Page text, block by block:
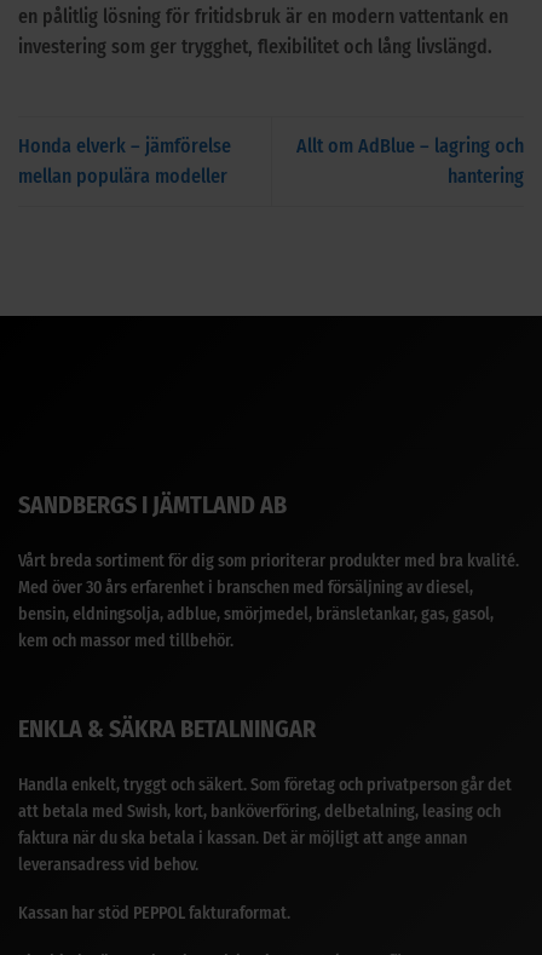
en pålitlig lösning för fritidsbruk är en modern vattentank en
investering som ger trygghet, flexibilitet och lång livslängd.
Honda elverk – jämförelse
mellan populära modeller
Allt om AdBlue – lagring och
hantering
SANDBERGS I JÄMTLAND AB
Vårt breda sortiment för dig som prioriterar produkter med bra kvalité.
Med över 30 års erfarenhet i branschen med försäljning av diesel,
bensin, eldningsolja, adblue, smörjmedel, bränsletankar, gas, gasol,
kem och massor med tillbehör.
ENKLA & SÄKRA BETALNINGAR
Handla enkelt, tryggt och säkert. Som företag och privatperson går det
att betala med Swish, kort, banköverföring, delbetalning, leasing och
faktura när du ska betala i kassan. Det är möjligt att ange annan
leveransadress vid behov.
Kassan har stöd PEPPOL fakturaformat.